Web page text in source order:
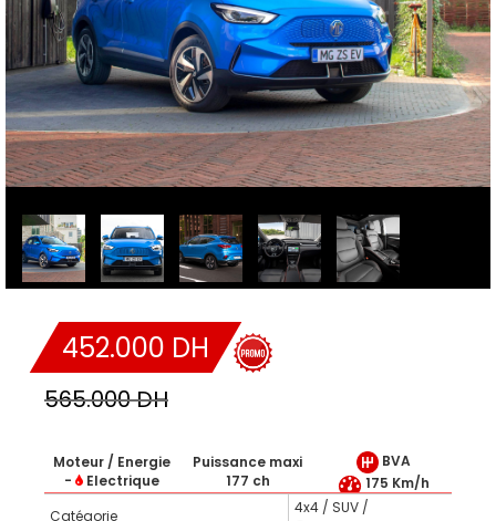
452.000 DH
565.000 DH
Moteur / Energie
-
Electrique
Puissance maxi
177 ch
BVA
175 Km/h
Catégorie
4x4 / SUV /